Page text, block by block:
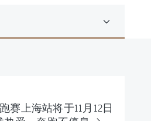
赛上海站将于11月12日